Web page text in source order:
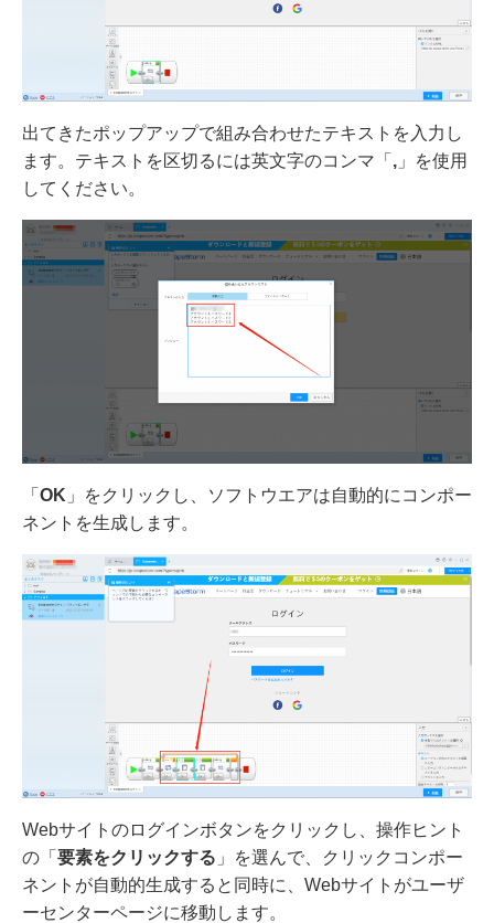
出てきたポップアップで組み合わせたテキストを入力し
ます。テキストを区切るには英文字のコンマ「 , 」を使用
してください。
「 OK 」をクリックし、ソフトウエアは自動的にコンポー
ネントを生成します。
Webサイトのログインボタンをクリックし、操作ヒント
の「 要素をクリックする 」を選んで、クリックコンポー
ネントが自動的生成すると同時に、Webサイトがユーザ
ーセンターページに移動します。